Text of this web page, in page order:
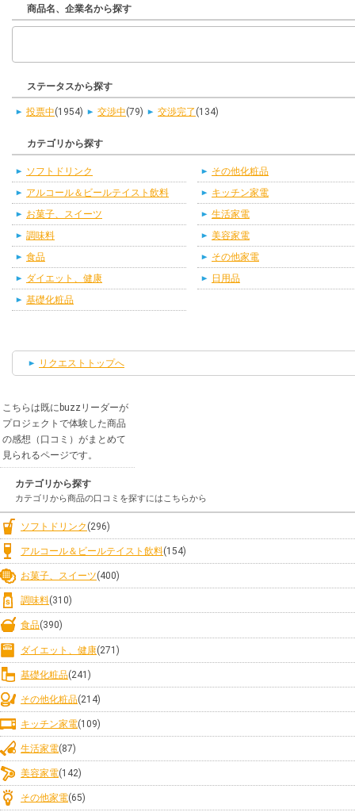
商品名、企業名から探す
ステータスから探す
投票中(1954) 交渉中(79) 交渉完了 (134)
カテゴリから探す
ソフトドリンク
アルコール＆ビールテイスト飲料
お菓子、スイーツ
調味料
食品
ダイエット、健康
基礎化粧品
その他化粧品
キッチン家電
生活家電
美容家電
その他家電
日用品
リクエストトップへ
こちらは既にbuzzリーダーが
プロジェクトで体験した商品
の感想（口コミ）がまとめて
見られるページです。
カテゴリから探す
カテゴリから商品の口コミを探すにはこちらから
ソフトドリンク (296)
アルコール＆ビールテイスト飲料(154)
お菓子、スイーツ(400)
調味料(310)
食品(390)
ダイエット、健康(271)
基礎化粧品(241)
その他化粧品(214)
キッチン家電(109)
生活家電(87)
美容家電(142)
その他家電(65)